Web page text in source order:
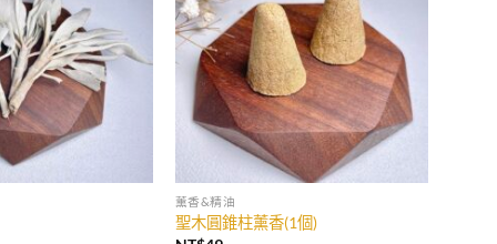
薰香&精油
聖木圓錐柱薰香(1個)